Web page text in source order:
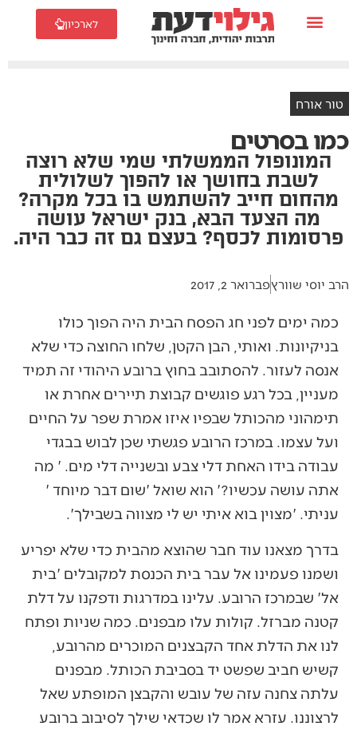
לארכיון
טור אורח
כמו בסרטים
המונופול הממשלתי שמי שלא רוצה
לשבת בחושך או להפוך לשלולית
מהחום חייב להשתמש בו בכל מקרה?
מה הצעד הבא, בנק ישראל עושה
פרסומות לכסף? בעצם גם זה כבר היה.
הרב יוסי שוורץפברואר 2, 2017
כמה ימים לפני חג הפסח הבית היה הפוך כולו
בניקיונות. ואותי, הבן הקטן, שלחו החוצה כדי שלא
אנסה לעזור. להסתובב בחוץ ברובע היהודי זה תמיד
מעניין, בכל רגע פוגשים קבוצת תיירים אחרת או
תימהוני מהכותל שבפיו איזו אמרת שפר על החיים
ועל עצמו. במרכז הרובע פגשתי שכן לבוש בבגדי
עבודה בידו האחת דלי צבע ובשנייה דלי מים. ' מה
אתה עושה עכשיו?' הוא שואל 'שום דבר מיוחד '
עניתי. 'מצוין בוא איתי יש לי מצווה בשבילך'.
בדרך מצאנו עוד חבר שהוצא מהבית כדי שלא יפריע
ושמנו פעמינו אל עבר בית הכנסת למקובלים 'בית
אל' שבמרכז הרובע. עלינו במדרגות ודפקנו על דלת
קטנה מברזל. קולות עלו מבפנים. כמה שניות ופתח
לנו את הדלת אחד הקבצנים המוכרים מהרובע,
קשיש חביב שפשט יד בסביבת הכותל. מבפנים
עלתה צחנה עזה של עובש והקבצן המופתע שאל
לרצוננו. עזרא אמר לו שכדאי שילך לסיבוב ברובע